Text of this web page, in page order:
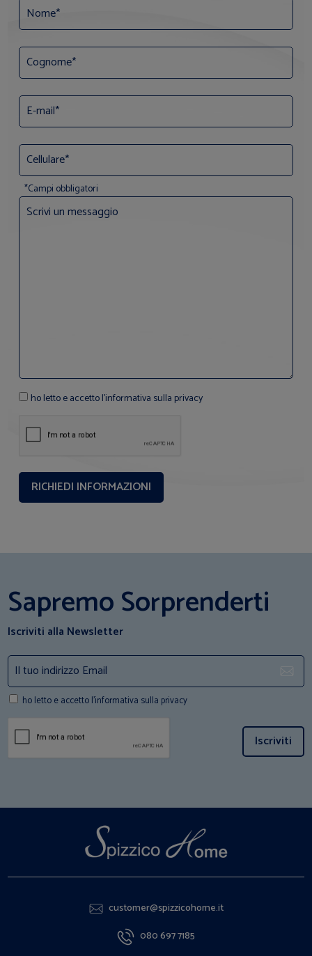
*Campi obbligatori
ho letto e accetto l'informativa sulla privacy
Sapremo Sorprenderti
Iscriviti alla Newsletter
ho letto e accetto l'informativa sulla privacy
Iscriviti
customer@spizzicohome.it
080 697 7185